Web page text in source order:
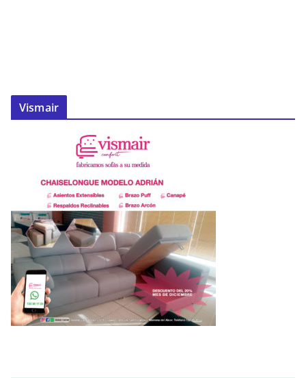
Vismair